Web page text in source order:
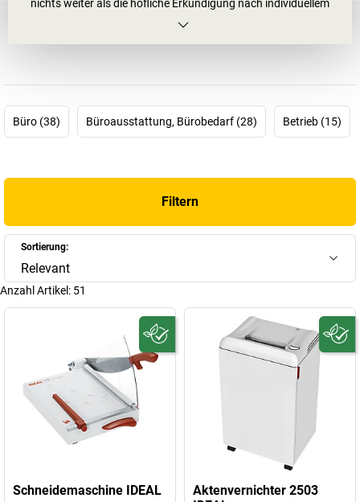
nichts weiter als die höfliche Erkundigung nach individuellem
Kundenbedarf.
Denn egal, ob Dokumente beschnitten oder vernichtet werden
persönliche Daten auch persönlich kümmern sollte, schützen die
Business Shredder von IDEAL Ihre Daten ausschließlich mit
sind gern gesehen und genutzt: Überall dort,
kommen Rollenschneider, Hebelschneider und Stapelschneider
zum hochpräzisen Einsatz. Nicht nur für Papier. Vielleicht liegt das
daran, dass die Schneidemesser aus bestem Solinger Stahl sind.
Und auch Folien, Pläne, Fotos und Poster, Pappen, Wellpappen,
Karton, dünne Bleche, Gummimatten, Kunststoff- und Metallfolien
messerscharf zerschneiden.
Und damit bei all der Büroarbeit keine dicke Luft herrscht, gibt es
seit 2015 die IDEAL Luftreiniger ganz neu im Sortiment. Man
nennt sie auch Luftwäscher, weil sie die Luft nicht nur reinigen,
sondern auch befeuchten. Das ist besonders während des
Heizens empfehlenswert, wobei die Innenraumluft natürlich das
ganze Jahr über sauber und gesund bleibt. Die Schlussfolgerung?
Einfach IDEAL: Will ich, nehm ich, kauf ich!
Büro (38) Büroausstattung, Bürobedarf (28) Betrieb (15)
Filtern
Sortierung:
Relevant
Anzahl Artikel: 51
Schneidemaschine IDEAL
Aktenvernichter 2503